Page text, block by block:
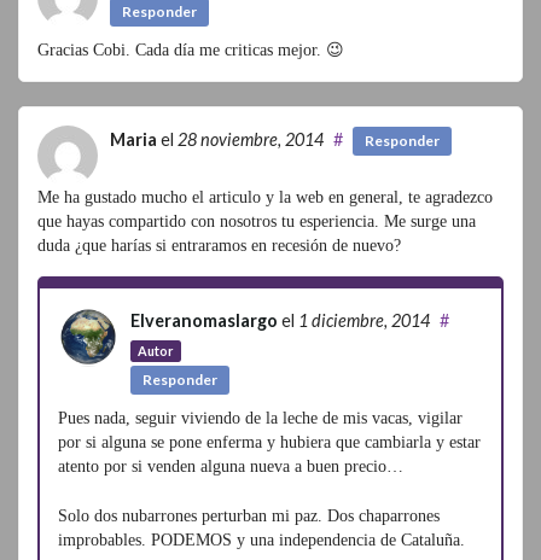
Responder
Gracias Cobi. Cada día me criticas mejor. 😉
Maria el 28 noviembre, 2014 # Responder
Me ha gustado mucho el articulo y la web en general, te agradezco
que hayas compartido con nosotros tu esperiencia. Me surge una
duda ¿que harías si entraramos en recesión de nuevo?
Elveranomaslargo el 1 diciembre, 2014
Autor
#
Responder
Pues nada, seguir viviendo de la leche de mis vacas, vigilar
por si alguna se pone enferma y hubiera que cambiarla y estar
atento por si venden alguna nueva a buen precio…
Solo dos nubarrones perturban mi paz. Dos chaparrones
improbables. PODEMOS y una independencia de Cataluña.